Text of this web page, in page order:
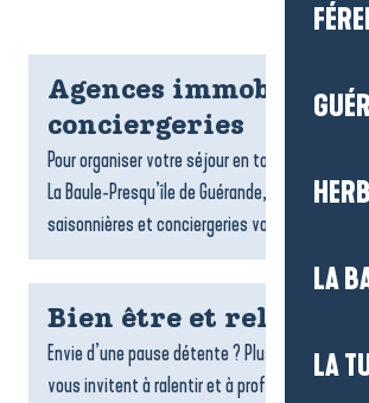
LA
LA
Agences
conciergeries
Pour organiser votre séjour en toute sérénité
La Baule-Presqu’île de Guérande, les agences
saisonnières et conciergeries vous
Bien être et relaxation
Envie d’une pause détente ? Plusieurs
vous invitent à ralentir et à profiter d’un